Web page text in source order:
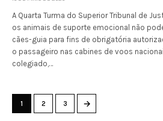
A Quarta Turma do Superior Tribunal de
os animais de suporte emocional não
cães-guia para fins de obrigatória
o passageiro nas cabines de voos
colegiado,…
1 2 3 →